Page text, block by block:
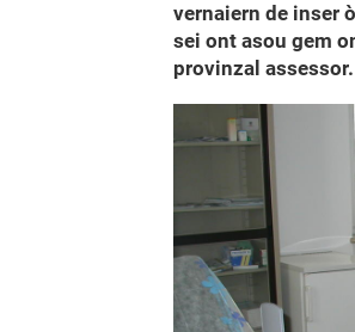
vernaiern de inser
sei ont asou gem
provinzal assessor.